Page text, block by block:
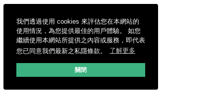
我們透過使用 cookies 來評估您在本網站的
使用情況，為您提供最佳的用戶體驗。 如您
繼續使用本網站所提供之內容或服務，即代表
您已同意我們最新之私隱條款。
了解更多
關閉